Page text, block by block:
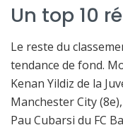
Un top 10
Le reste du
tendance de fond.
Kenan Yildiz de la
Manchester City
Pau Cubarsi du FC